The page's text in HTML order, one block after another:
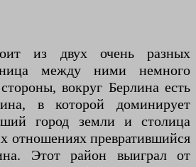
из двух очень разных
между ними немного
вокруг Берлина есть
в которой доминирует
город земли и столица
отношениях превратившийся
Этот район выиграл от